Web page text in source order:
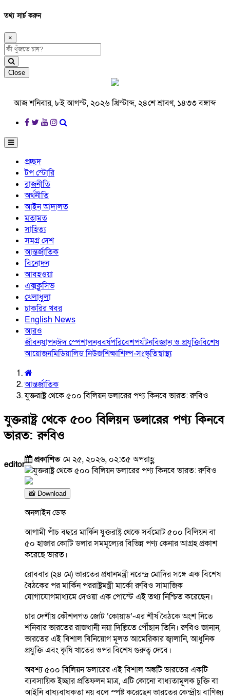
তথ্য সার্চ করুন
×
Close
আজ শনিবার, ৮ই আগস্ট, ২০২৬ খ্রিস্টাব্দ, ২৪শে শ্রাবণ, ১৪৩৩ বঙ্গাব্দ
প্রচ্ছদ
টপ স্টোরি
রাজনীতি
অর্থনীতি
আইন আদালত
মতামত
সাহিত্য
সমগ্র দেশ
আন্তর্জাতিক
বিনোদন
আবহওয়া
এক্সক্লুসিভ
খেলাধুলা
চাকরির খবর
English News
আরও
জীবনযাপনঈদ স্পেশালনববর্ষপরিবেশপর্যটনবিজ্ঞান ও প্রযুক্তিবিশেষ
আয়োজনমিডিয়ালিড নিউজশিক্ষাশিল্প-সংস্কৃতিস্বাস্থ্য
আন্তর্জাতিক
যুক্তরাষ্ট্র থেকে ৫০০ বিলিয়ন ডলারের পণ্য কিনবে ভারত: রুবিও
যুক্তরাষ্ট্র থেকে ৫০০ বিলিয়ন ডলারের পণ্য কিনবে
ভারত: রুবিও
editor প্রকাশিত মে ২৫, ২০২৬, ০২:৩৫ অপরাহ্ণ
📸 Download
অনলাইন ডেস্ক
আগামী পাঁচ বছরে মার্কিন যুক্তরাষ্ট্র থেকে সর্বমোট ৫০০ বিলিয়ন বা
৫০ হাজার কোটি ডলার সমমূল্যের বিভিন্ন পণ্য কেনার আগ্রহ প্রকাশ
করেছে ভারত।
রোববার (২৪ মে) ভারতের প্রধানমন্ত্রী নরেন্দ্র মোদির সঙ্গে এক বিশেষ
বৈঠকের পর মার্কিন পররাষ্ট্রমন্ত্রী মার্কো রুবিও সামাজিক
যোগাযোগমাধ্যমে দেওয়া এক পোস্টে এই তথ্য নিশ্চিত করেছেন।
চার দেশীয় কৌশলগত জোট ‘কোয়াড’-এর শীর্ষ বৈঠকে অংশ নিতে
শনিবার ভারতের রাজধানী নয়া দিল্লিতে পৌঁছান তিনি। রুবিও জানান,
ভারতের এই বিশাল বিনিয়োগ মূলত আমেরিকার জ্বালানি, আধুনিক
প্রযুক্তি এবং কৃষি খাতের ওপর বিশেষ গুরুত্ব দেবে।
অবশ্য ৫০০ বিলিয়ন ডলারের এই বিশাল অঙ্কটি ভারতের একটি
ব্যবসায়িক ইচ্ছার প্রতিফলন মাত্র, এটি কোনো বাধ্যতামূলক চুক্তি বা
আইনি বাধ্যবাধকতা নয় বলে স্পষ্ট করেছেন ভারতের কেন্দ্রীয় বাণিজ্য